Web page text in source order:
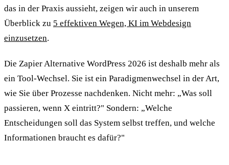
das in der Praxis aussieht, zeigen wir auch in unserem
Überblick zu 5 effektiven Wegen, KI im Webdesign
einzusetzen.
Die Zapier Alternative WordPress 2026 ist deshalb mehr als
ein Tool-Wechsel. Sie ist ein Paradigmenwechsel in der Art,
wie Sie über Prozesse nachdenken. Nicht mehr: „Was soll
passieren, wenn X eintritt?" Sondern: „Welche
Entscheidungen soll das System selbst treffen, und welche
Informationen braucht es dafür?"